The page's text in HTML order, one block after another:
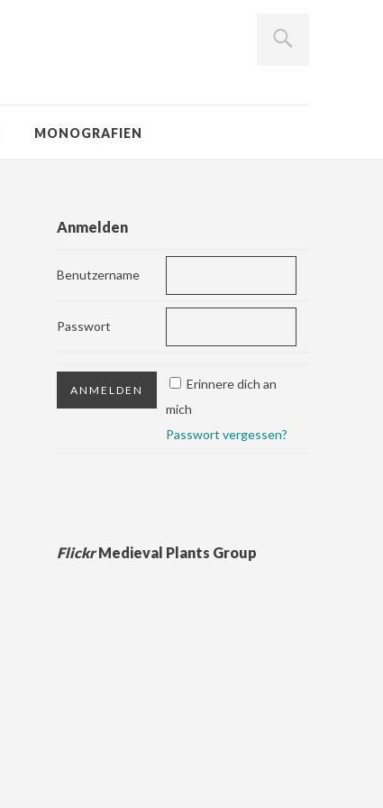
MONOGRAFIEN
Anmelden
Benutzername
Passwort
Erinnere dich an
mich
Passwort vergessen?
FlickrMedieval Plants Group